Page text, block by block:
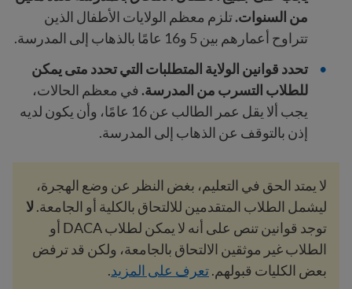
من السنوات.تلزم معظم الولايات الأطفال الذين
تتراوح أعمارهم بين 5 و16 عامًا بالذهاب إلى المدرسة.
تحدد قوانين الولاية المتطلبات التي تحدد متى يمكن
للطلاب التسرب من المدرسة.في معظم الحالات،
يجب ألا يقل عمر الطالب
عن 16 عامًا، وأن يكون لديه
إذن بالتوقف عن الذهاب إلى المدرسة.
لا يمتد الحق في التعليم، بغض النظر عن وضع الهجرة،
ليشمل الطلاب المتقدمين للالتحاق بالكلية أو الجامعة. لا
توجد قوانين تنص على أنه لا يمكن لطلاب DACA أو
الطلاب غير موثقين الالتحاق بالجامعة، ولكن قد ترفض
بعض الكليات قبولهم.تعرف على المزيد.